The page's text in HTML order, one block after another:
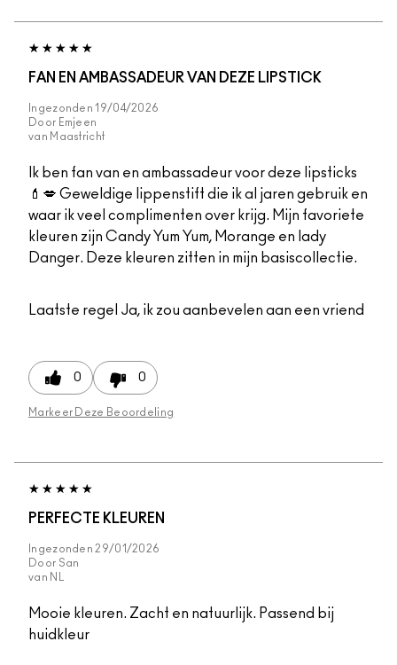
FAN EN AMBASSADEUR VAN DEZE LIPSTICK
Ingezonden19/04/2026
Door Emjeen
van Maastricht
Ik ben fan van en ambassadeur voor deze lipsticks
💄💋 Geweldige lippenstift die ik al jaren gebruik en
waar ik veel complimenten over krijg. Mijn favoriete
kleuren zijn Candy Yum Yum, Morange en lady
Danger. Deze kleuren zitten in mijn basiscollectie.
Laatste regel Ja, ik zou aanbevelen aan een vriend
0 0
Markeer Deze Beoordeling
PERFECTE KLEUREN
Ingezonden29/01/2026
Door San
van NL
Mooie kleuren. Zacht en natuurlijk. Passend bij
huidkleur